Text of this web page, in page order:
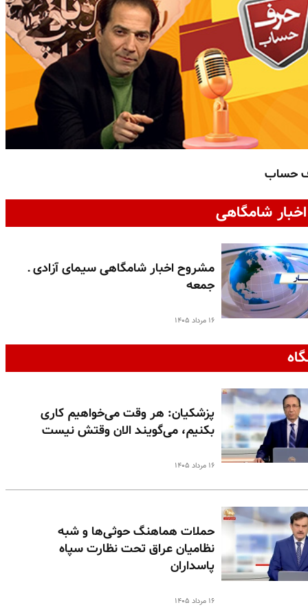
حساب
شامگاهی
مشروح اخبار شامگاهی سیمای آزادی ـ
جمعه
۱۶ مرداد ۱۴۰۵
پزشکیان: هر وقت می‌خواهیم کاری
بکنیم، می‌گویند الان وقتش نیست
۱۶ مرداد ۱۴۰۵
حملات هماهنگ حوثی‌ها و شبه
نظامیان عراق تحت نظارت سپاه
پاسداران
۱۶ مرداد ۱۴۰۵